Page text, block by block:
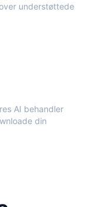
understøttede
AI behandler
din